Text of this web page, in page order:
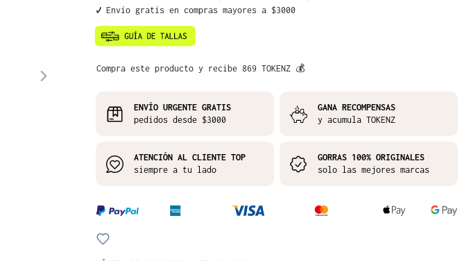
✔️ Envío gratis en compras mayores a $3000
Compra este producto y recibe 869 TOKENZ 💰
ENVÍO URGENTE GRATIS
pedidos desde $3000
GANA RECOMPENSAS
y acumula TOKENZ
ATENCIÓN AL CLIENTE TOP
siempre a tu lado
GORRAS 100% ORIGINALES
solo las mejores marcas